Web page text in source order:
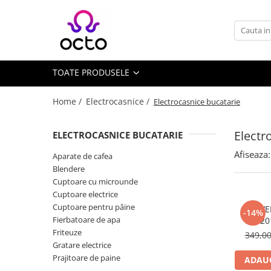
Toate Produsele
Componente PC
Stocare Date
Accesorii Notebook
Accesorii tablete
Casa si Gradina
Camere de supraveghere
TOATE PRODUSELE
Home / Electrocasnice / Electrocasnice bucatarie
ELECTROCASNICE BUCATARIE
Aparate de cafea
Blendere
Cuptoare cu microunde
Cuptoare electrice
Cuptoare pentru pâine
Fierbatoare de apa
Friteuze
Gratare electrice
Prajitoare de paine
Afiseaza:
-14%